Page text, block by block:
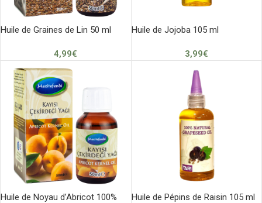
Huile de Graines de Lin 50 ml
4,99€
Huile de Jojoba 105 ml
3,99€
Huile de Noyau d’Abricot 100%
Huile de Pépins de Raisin 105 ml